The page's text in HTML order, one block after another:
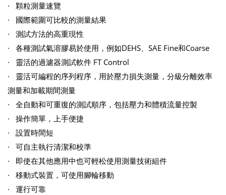
· 顆粒測量速覽
· 國際範圍可比較的測量結果
· 測試方法的高重現性
· 各種測試氣溶膠易於使用，例如DEHS、SAE Fine和Coarse
· 靈活的過濾器測試軟件 FT Control
· 靈活可編程的序列程序，用於壓力損失測量，分級分離效率
測量和加載期間測量
· 全自動和可重復的測試順序，包括壓力和體積流量控製
· 操作簡單，上手便捷
· 設置時間短
· 可自主執行清潔和校準
· 即使在其他應用中也可輕松使用測量技術組件
· 移動式裝置，可使用腳輪移動
· 運行可靠